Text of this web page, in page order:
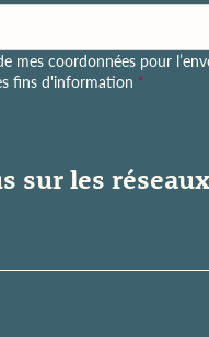
mes coordonnées pour
fins d'information *
sur les